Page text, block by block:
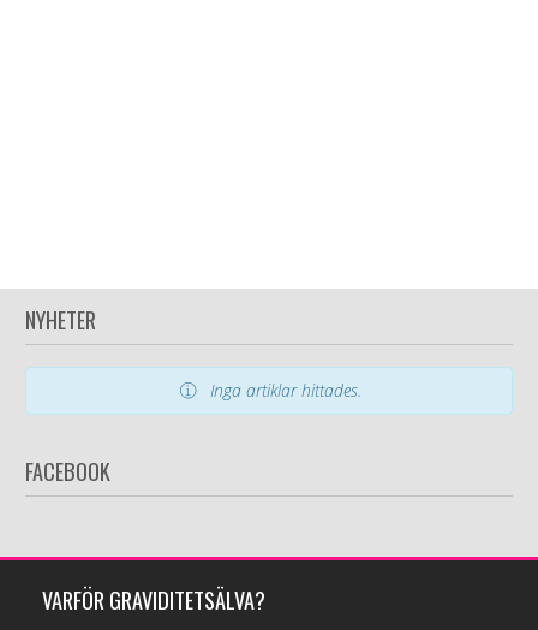
NYHETER
Inga artiklar hittades.
FACEBOOK
VARFÖR GRAVIDITETSÄLVA?